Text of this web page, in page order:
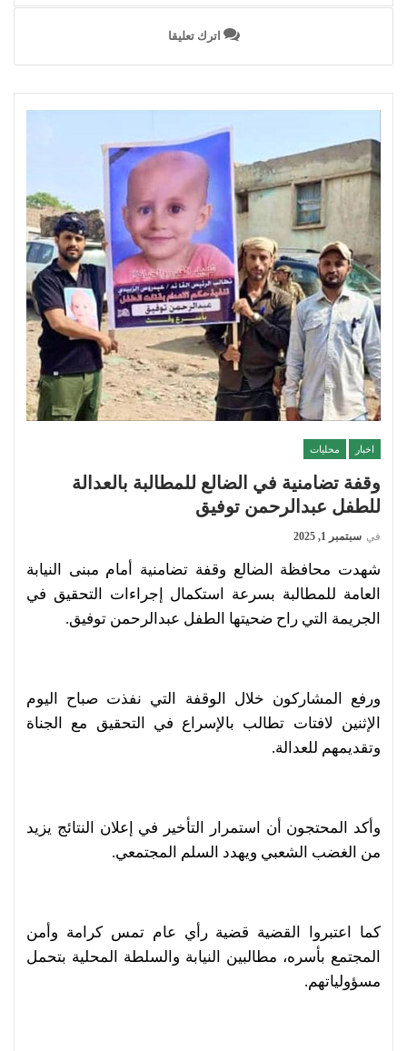
اترك تعليقا
اخبار محليات
وقفة تضامنية في الضالع للمطالبة بالعدالة
للطفل عبدالرحمن توفيق
في سبتمبر 1, 2025
شهدت محافظة الضالع وقفة تضامنية أمام مبنى النيابة
العامة للمطالبة بسرعة استكمال إجراءات التحقيق في
الجريمة التي راح ضحيتها الطفل عبدالرحمن توفيق.
ورفع المشاركون خلال الوقفة التي نفذت صباح اليوم
الإثنين لافتات تطالب بالإسراع في التحقيق مع الجناة
وتقديمهم للعدالة.
وأكد المحتجون أن استمرار التأخير في إعلان النتائج يزيد
من الغضب الشعبي ويهدد السلم المجتمعي.
كما اعتبروا القضية قضية رأي عام تمس كرامة وأمن
المجتمع بأسره، مطالبين النيابة والسلطة المحلية بتحمل
مسؤولياتهم.